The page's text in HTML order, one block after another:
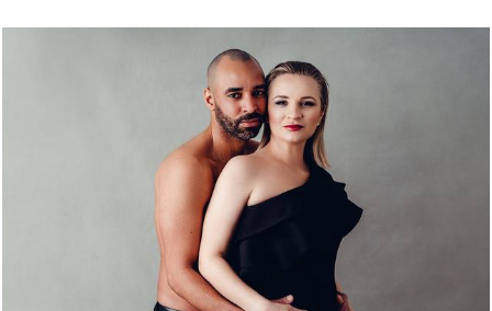
942